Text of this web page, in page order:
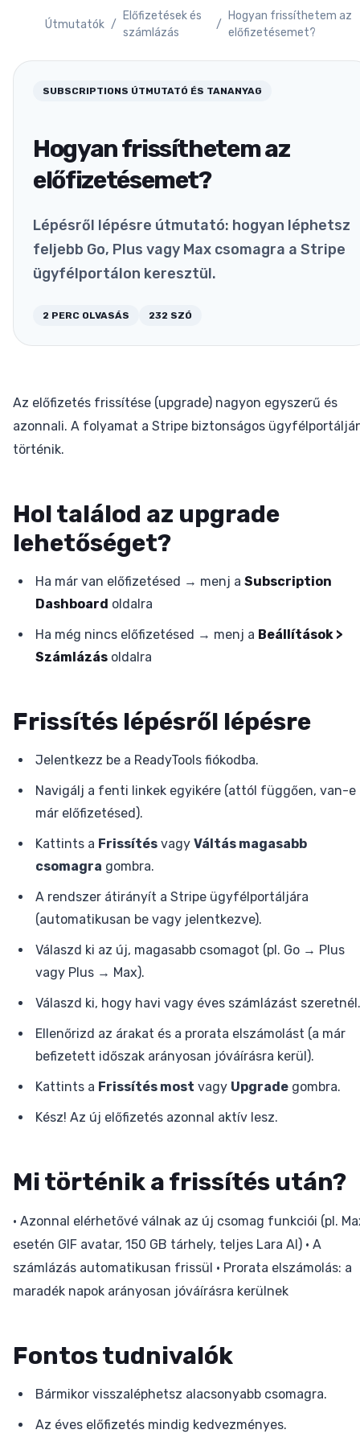
Útmutatók /
Előfizetések és
számlázás
/
Hogyan frissíthetem az
előfizetésemet?
SUBSCRIPTIONS ÚTMUTATÓ ÉS TANANYAG
Hogyan frissíthetem az
előfizetésemet?
Lépésről lépésre útmutató: hogyan léphetsz
feljebb Go, Plus vagy Max csomagra a Stripe
ügyfélportálon keresztül.
2 PERC OLVASÁS 232 SZÓ
Az előfizetés frissítése (upgrade) nagyon egyszerű és
azonnali. A folyamat a Stripe biztonságos
történik.
Hol találod az upgrade
lehetőséget?
Ha már van előfizetésed → menj a Subscription
Dashboard oldalra
Ha még nincs előfizetésed → menj a Beállítások >
Számlázás oldalra
Frissítés lépésről lépésre
Jelentkezz be a ReadyTools fiókodba.
Navigálj a fenti linkek egyikére (attól függően, van-e
már előfizetésed).
Kattints a Frissítés vagy Váltás magasabb
csomagra gombra.
A rendszer átirányít a Stripe ügyfélportáljára
(automatikusan be vagy jelentkezve).
Válaszd ki az új, magasabb csomagot (pl. Go → Plus
vagy Plus → Max).
Válaszd ki, hogy havi vagy éves számlázást szeretnél.
Ellenőrizd az árakat és a prorata elszámolást (a már
befizetett időszak arányosan jóváírásra kerül).
Kattints a Frissítés most vagy Upgrade gombra.
Kész! Az új előfizetés azonnal aktív lesz.
Mi történik a frissítés után?
• Azonnal elérhetővé válnak az új csomag funkciói (pl.
esetén GIF avatar, 150 GB tárhely, teljes Lara AI) • A
számlázás automatikusan frissül • Prorata elszámolás: a
maradék napok arányosan jóváírásra kerülnek
Fontos tudnivalók
Bármikor visszaléphetsz alacsonyabb csomagra.
Az éves előfizetés mindig kedvezményes.